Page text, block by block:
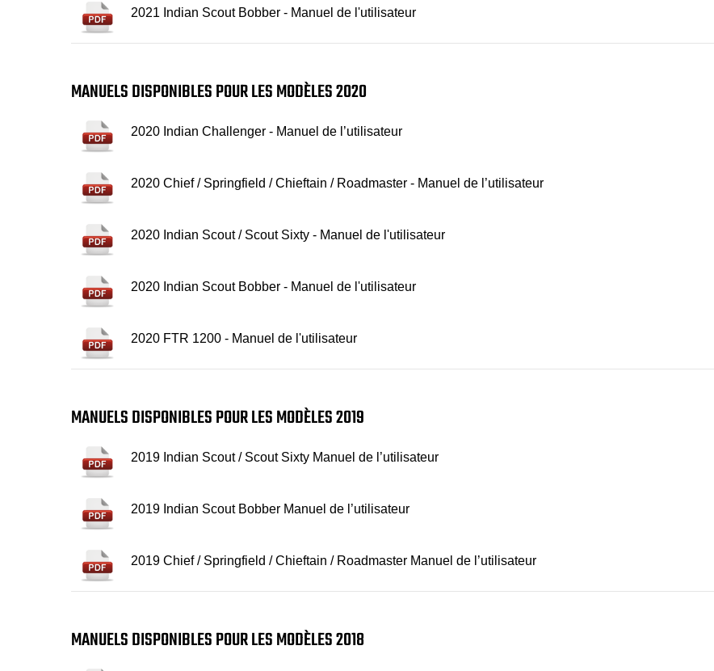
2021 Indian Scout Bobber - Manuel de l'utilisateur
MANUELS DISPONIBLES POUR LES MODÈLES 2020
2020 Indian Challenger - Manuel de l’utilisateur
2020 Chief / Springfield / Chieftain / Roadmaster - Manuel de l’utilisateur
2020 Indian Scout / Scout Sixty - Manuel de l'utilisateur
2020 Indian Scout Bobber - Manuel de l'utilisateur
2020 FTR 1200 - Manuel de l'utilisateur
MANUELS DISPONIBLES POUR LES MODÈLES 2019
2019 Indian Scout / Scout Sixty Manuel de l’utilisateur
2019 Indian Scout Bobber Manuel de l’utilisateur
2019 Chief / Springfield / Chieftain / Roadmaster Manuel de l’utilisateur
MANUELS DISPONIBLES POUR LES MODÈLES 2018